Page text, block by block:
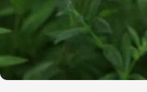
Magnólie